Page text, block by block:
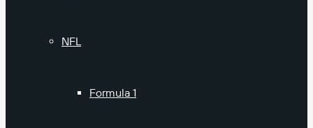
NFL
Formula 1